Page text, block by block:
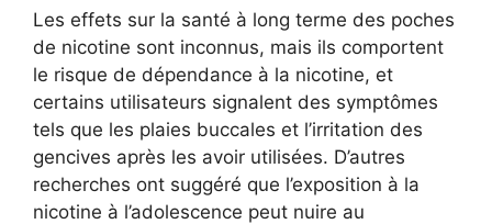
Les effets sur la santé à long terme des poches
de nicotine sont inconnus, mais ils comportent
le risque de dépendance à la nicotine, et
certains utilisateurs signalent des symptômes
tels que les plaies buccales et l’irritation des
gencives après les avoir utilisées. D’autres
recherches ont suggéré que l’exposition à la
nicotine à l’adolescence peut nuire au